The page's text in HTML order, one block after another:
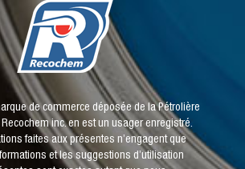
de commerce déposée de la Pétrolière
inc. en est un usager enregistré.
faites aux présentes n’engagent que
et les suggestions d’utilisation